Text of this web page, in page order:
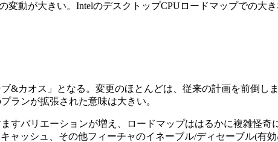
動が大きい。IntelのデスクトップCPUロードマップでの大き
カオス」となる。変更のほとんどは、従来の計画を前倒し
ランが拡張された意味は大きい。
バリエーションが増え、ロードマップははるかに複雑怪奇
ャッシュ、その他フィーチャのイネーブル/ディセーブル(有